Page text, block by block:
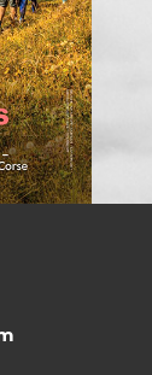
BOUTIQUE